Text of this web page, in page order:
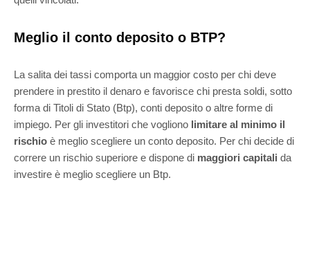
Meglio il conto deposito o BTP?
La salita dei tassi comporta un maggior costo per chi deve
prendere in prestito il denaro e favorisce chi presta soldi, sotto
forma di Titoli di Stato (Btp), conti deposito o altre forme di
impiego. Per gli investitori che vogliono limitare al minimo il
rischio è meglio scegliere un conto deposito. Per chi decide di
correre un rischio superiore e dispone di maggiori capitali da
investire è meglio scegliere un Btp.